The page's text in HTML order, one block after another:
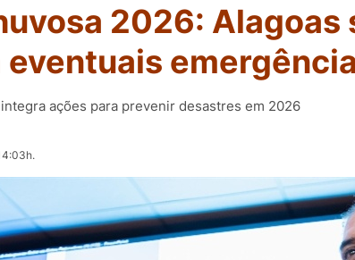
Eventos
Fotos
Vídeos
2026: Alagoas
eventuais
ações para prevenir desastres em 2026